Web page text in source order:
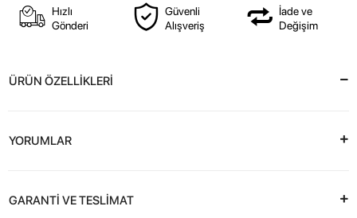
Hızlı
Gönderi
Güvenli
Alışveriş
İade ve
Değişim
ÜRÜN ÖZELLİKLERİ
YORUMLAR
GARANTİ VE TESLİMAT